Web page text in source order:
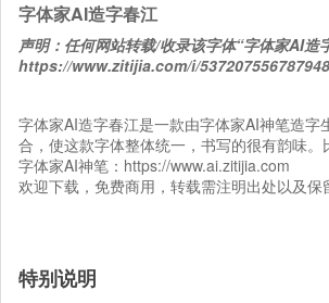
字体家AI造字春江
声明：任何网站转载/收录该字体“字体家AI
https://www.zitijia.com/i/
字体家AI造字春江是一款由字体家AI神笔造
合，使这款字体整体统一，书写的很有韵味
字体家AI神笔： https://www.ai.zitijia.com
欢迎下载，免费商用，转载需注明出处以及保
特别说明